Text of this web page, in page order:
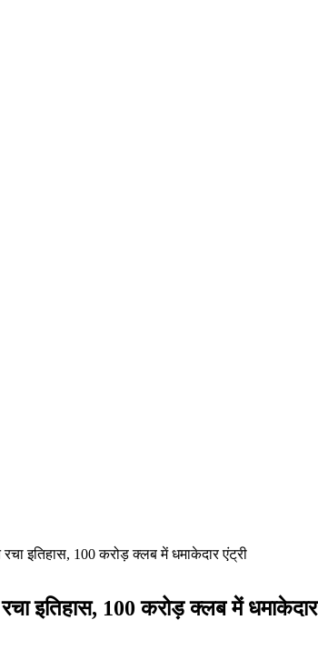
इतिहास, 100 करोड़ क्लब में धमाकेदार एंट्री
इतिहास, 100 करोड़ क्लब में धमाकेदार